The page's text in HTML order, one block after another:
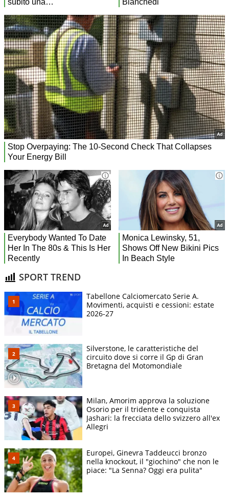
SPORT TREND
Tabellone Calciomercato Serie A.
Movimenti, acquisti e cessioni: estate
2026-27
Silverstone, le caratteristiche del
circuito dove si corre il Gp di Gran
Bretagna del Motomondiale
Milan, Amorim approva la soluzione
Osorio per il tridente e conquista
Jashari: la frecciata dello svizzero all'ex
Allegri
Europei, Ginevra Taddeucci bronzo
nella knockout, il "giochino" che non le
piace: "La Senna? Oggi era pulita"